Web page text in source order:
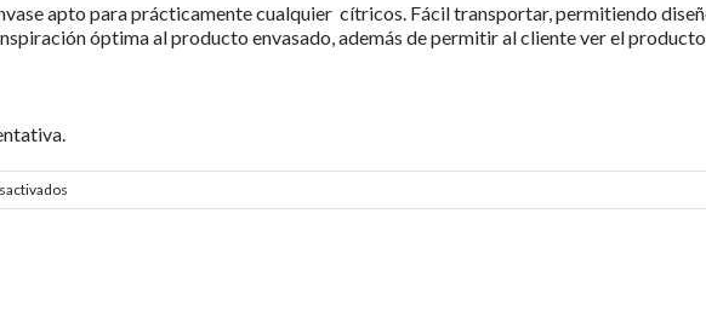
apto para prácticamente cualquier cítricos. Fácil transportar, permitiendo
óptima al producto envasado, además de permitir al cliente ver el
Waitrose